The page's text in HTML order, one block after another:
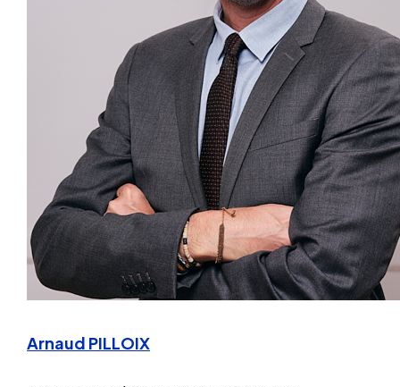
Arnaud PILLOIX